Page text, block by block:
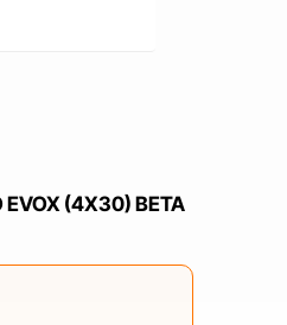
EVOX (4X30) BETA